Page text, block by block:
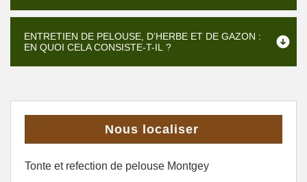
ENTRETIEN DE PELOUSE, D’HERBE ET DE GAZON :
EN QUOI CELA CONSISTE-T-IL ?
Nous localiser
Tonte et refection de pelouse Montgey